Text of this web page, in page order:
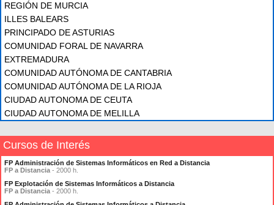
REGIÓN DE MURCIA
ILLES BALEARS
PRINCIPADO DE ASTURIAS
COMUNIDAD FORAL DE NAVARRA
EXTREMADURA
COMUNIDAD AUTÓNOMA DE CANTABRIA
COMUNIDAD AUTÓNOMA DE LA RIOJA
CIUDAD AUTONOMA DE CEUTA
CIUDAD AUTONOMA DE MELILLA
Cursos de Interés
FP Administración de Sistemas Informáticos en Red a Distancia
FP a Distancia - 2000 h.
FP Explotación de Sistemas Informáticos a Distancia
FP a Distancia - 2000 h.